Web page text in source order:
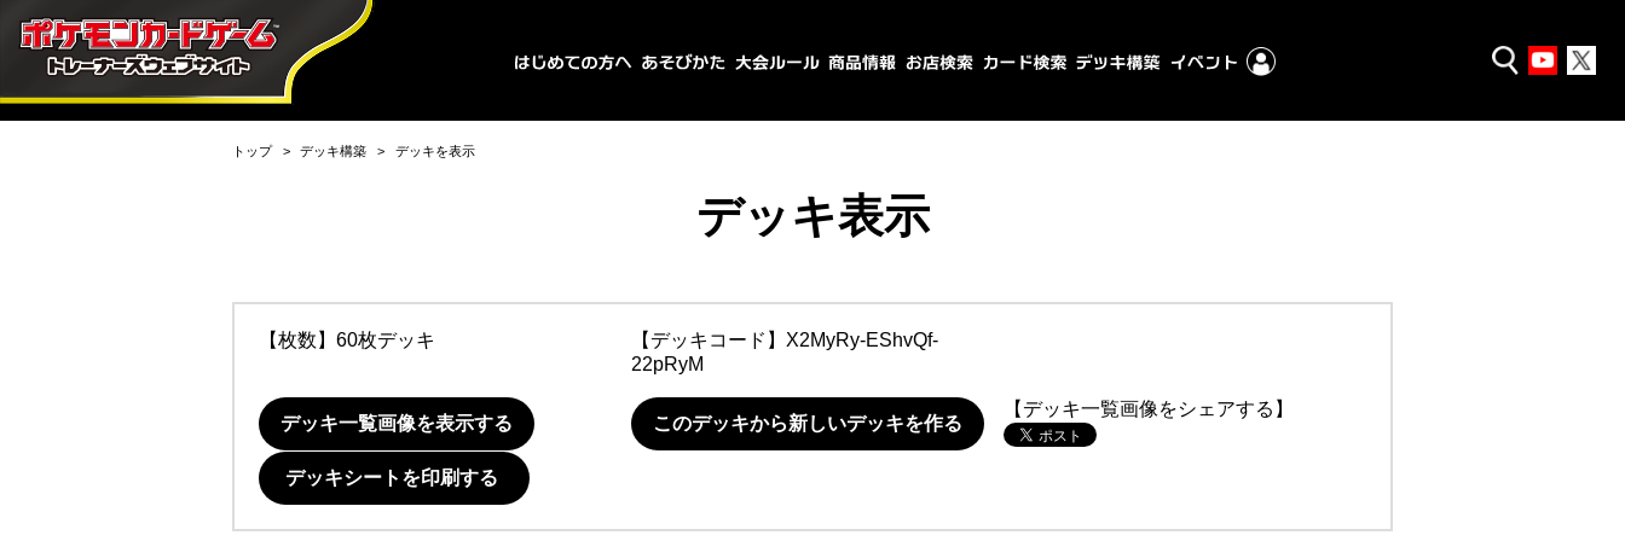
トップ デッキ構築 デッキを表示
デッキ表示
【枚数】60枚デッキ 【デッキコード】 X2MyRy-EShvQf-
22pRyM
デッキ一覧画像を表示する このデッキから新しいデッキを作る
【デッキ一覧画像をシェアする】
デッキシートを印刷する